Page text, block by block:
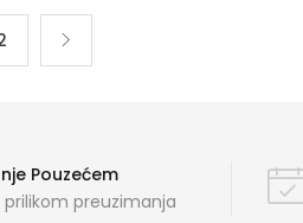
Pouzećem
prilikom preuzimanja